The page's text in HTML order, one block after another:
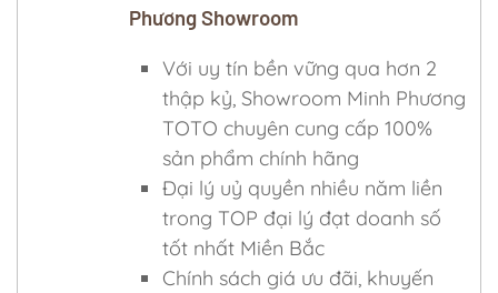
Phương Showroom
Với uy tín bền vững qua hơn 2
thập kỷ, Showroom Minh Phương
TOTO chuyên cung cấp 100%
sản phẩm chính hãng
Đại lý uỷ quyền nhiều năm liền
trong TOP đại lý đạt doanh số
tốt nhất Miền Bắc
Chính sách giá ưu đãi, khuyến